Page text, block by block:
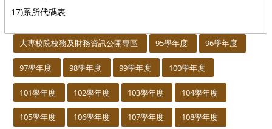
17)系所代碼表
大專校院校務及財務資訊公開專區 95學年度 96學年度
97學年度 98學年度 99學年度 100學年度
101學年度 102學年度 103學年度 104學年度
105學年度 106學年度 107學年度 108學年度